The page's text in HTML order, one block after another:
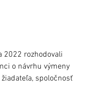
2022 rozhodovali
o návrhu výmeny
spoločnosť